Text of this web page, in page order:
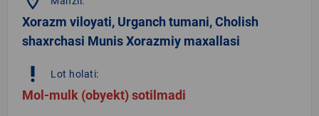
Xorazm viloyati, Urganch tumani, Cholish
shaxrchasi Munis Xorazmiy maxallasi
priority_high Lot holati:
Mol-mulk (obyekt) sotilmadi